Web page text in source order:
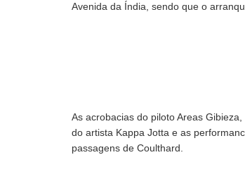
Avenida da Índia, sendo que o
As acrobacias do piloto Areas
do artista Kappa Jotta e as
passagens de Coulthard.